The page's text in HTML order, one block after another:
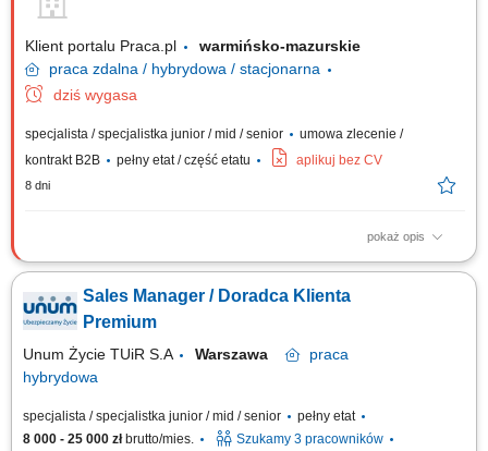
ubezpieczeniowe i prowadzić spotkania z klientami. Twoim zadaniem
Klient portalu Praca.pl
warmińsko-mazurskie
praca zdalna / hybrydowa / stacjonarna
dziś wygasa
specjalista / specjalistka junior / mid / senior
umowa zlecenie /
kontrakt B2B
pełny etat / część etatu aplikuj bez CV
8 dni
pokaż opis
Aktywne pozyskiwanie klientów i sprzedaż produktów
Przygotowywanie ofert i prowadzenie spotkań sprzedażowych. Analiza
potrzeb klienta i rekomendowanie dopasowanych rozwiązań. Budowanie
Sales Manager / Doradca Klienta
Premium
Unum Życie TUiR S.A Warszawa
praca
hybrydowa
specjalista / specjalistka junior / mid / senior
pełny etat
8 000 - 25 000 złbrutto/mies. Szukamy 3 pracowników